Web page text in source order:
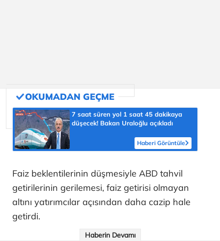
7 saat süren yol 1 saat 45 dakikaya
düşecek! Bakan Uraloğlu açıkladı
Haberi Görüntüle
Faiz beklentilerinin düşmesiyle ABD tahvil
getirilerinin gerilemesi, faiz getirisi olmayan
altını yatırımcılar açısından daha cazip hale
getirdi.
Haberin Devamı